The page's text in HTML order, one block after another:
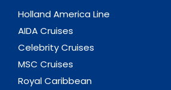
Holland America Line
AIDA Cruises
Celebrity Cruises
MSC Cruises
Royal Caribbean